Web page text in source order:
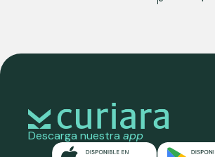
Descarga nuestra app